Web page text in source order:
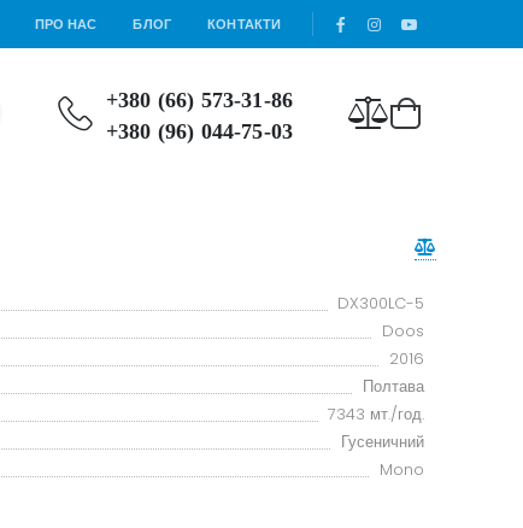
ПРО НАС БЛОГ КОНТАКТИ
+380 (66) 573-31-86
+380 (96) 044-75-03
DX300LC-5
Doos
2016
Полтава
7343 мт./год.
Гусеничний
Mono